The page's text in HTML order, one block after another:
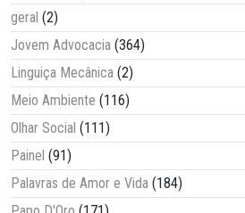
geral (2)
Jovem Advocacia (364)
Linguiça Mecânica (2)
Meio Ambiente (116)
Olhar Social (111)
Painel (91)
Palavras de Amor e Vida (184)